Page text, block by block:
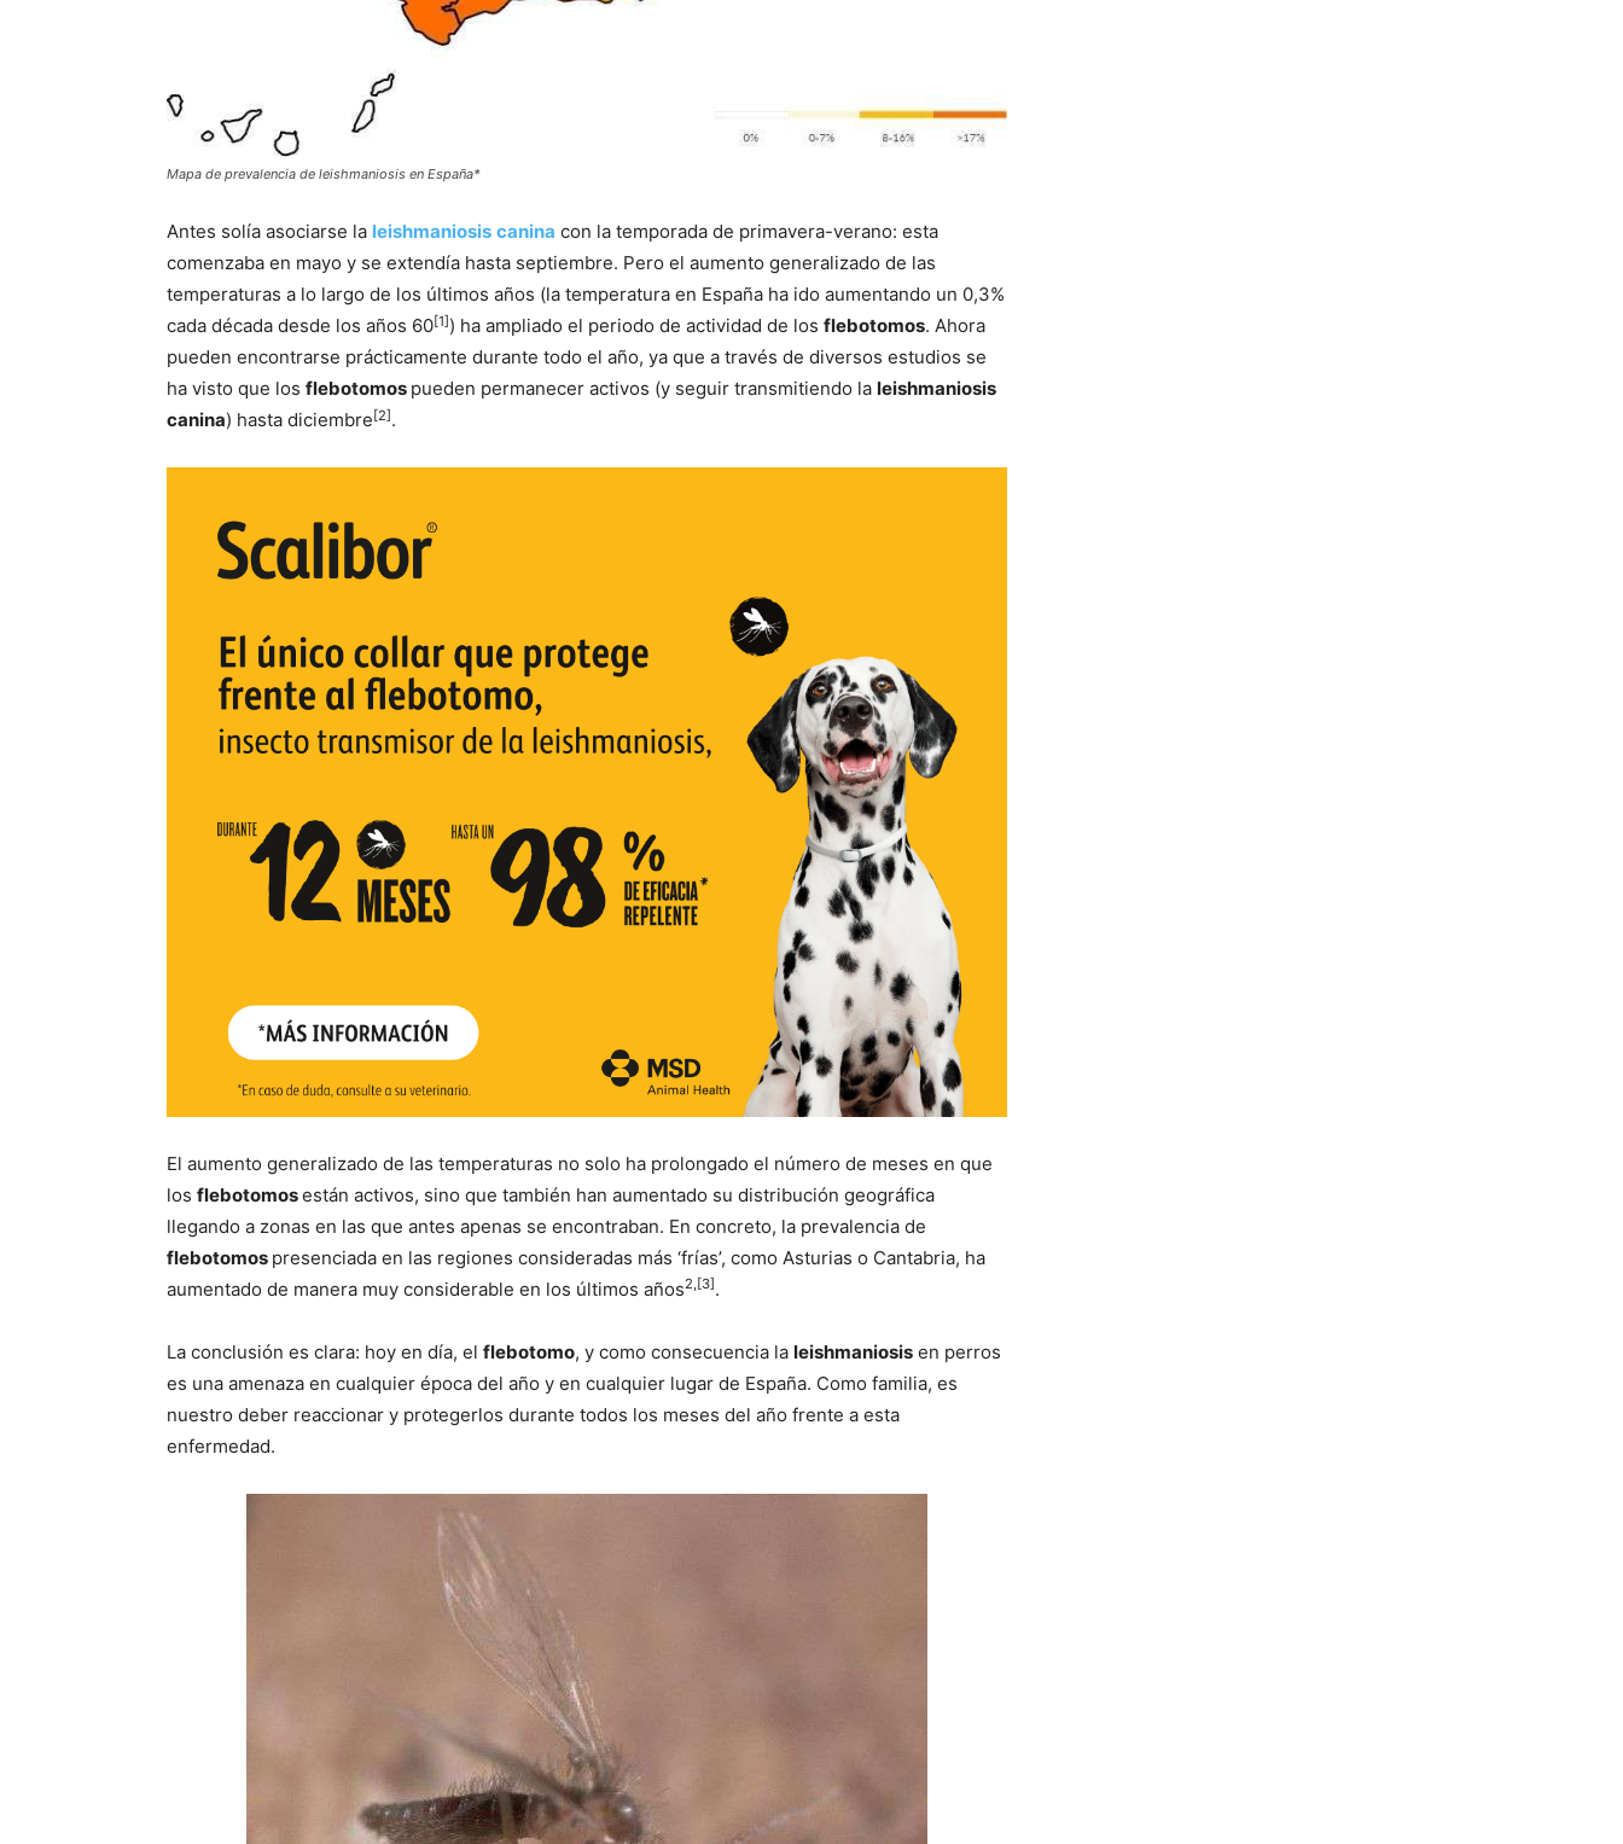
–
Fotos
Mapa de prevalencia de leishmaniosis en España*
Antes solía asociarse la leishmaniosis canina con la temporada de primavera-verano: esta
comenzaba en mayo y se extendía hasta septiembre. Pero el aumento generalizado de las
temperaturas a lo largo de los últimos años (la temperatura en España ha ido aumentando un 0,3%
cada década desde los años 60[1]) ha ampliado el periodo de actividad de los flebotomos. Ahora
pueden encontrarse prácticamente durante todo el año, ya que a través de diversos estudios se
ha visto que los flebotomos pueden permanecer activos (y seguir transmitiendo la leishmaniosis
canina) hasta diciembre[2].
El aumento generalizado de las temperaturas no solo ha prolongado el número de meses en que
los flebotomosestán activos, sino que también han aumentado su distribución geográfica
llegando a zonas en las que antes apenas se encontraban. En concreto, la prevalencia de
flebotomos presenciada en las regiones consideradas más ‘frías’, como Asturias o Cantabria, ha
aumentado de manera muy considerable en los últimos años2,[3] .
La conclusión es clara: hoy en día, el flebotomo, y como consecuencia la leishmaniosis en perros
es una amenaza en cualquier época del año y en cualquier lugar de España. Como familia, es
nuestro deber reaccionar y protegerlos durante todos los meses del año frente a esta
enfermedad.